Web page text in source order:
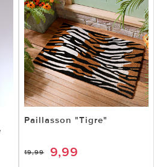
Paillasson "Tigre"
19,99 9,99